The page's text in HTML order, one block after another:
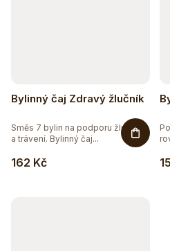
Bylinný čaj Zdravý žlučník
162 Kč
Směs 7 bylin na podporu žlučníku
a trávení. Bylinný čaj...